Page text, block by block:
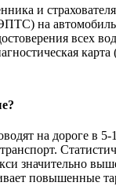
и страхователя
на автомобиль
всех
карта
на дороге в 5-
значительно
повышенные